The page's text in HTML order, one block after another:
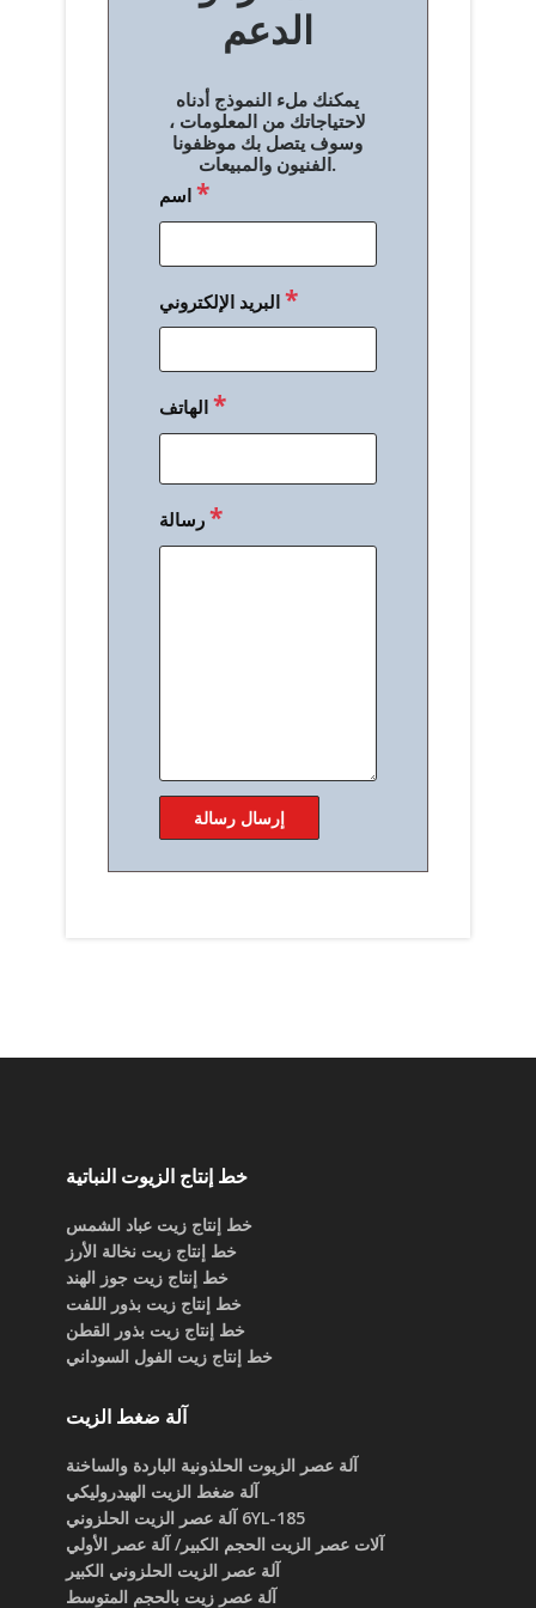
الدعم
يمكنك ملء النموذج أدناه
لاحتياجاتك من المعلومات ،
وسوف يتصل بك موظفونا
الفنيون والمبيعات.
اسم*
البريد الإلكتروني*
الهاتف*
رسالة*
خط إنتاج الزيوت النباتية
خط إنتاج زيت عباد الشمس
خط إنتاج زيت نخالة الأرز
خط إنتاج زيت جوز الهند
خط إنتاج زيت بذور اللفت
خط إنتاج زيت بذور القطن
خط إنتاج زيت الفول السوداني
آلة ضغط الزيت
آلة عصر الزيوت الحلذونية الباردة والساخنة
آلة ضغط الزيت الهيدروليكي
6YL-185 آلة عصر الزيت الحلزوني
آلات عصر الزيت الحجم الكبير/ آلة عصر الأولي
آلة عصر الزيت الحلزوني الكبير
آلة عصر زيت بالحجم المتوسط